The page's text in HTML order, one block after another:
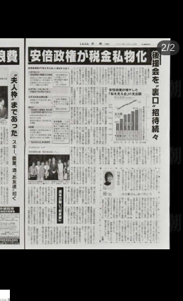
2/2